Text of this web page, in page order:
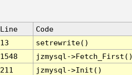
Line
Code
13
setrewrite()
1548
jzmysql-
211
jzmysql->Init()